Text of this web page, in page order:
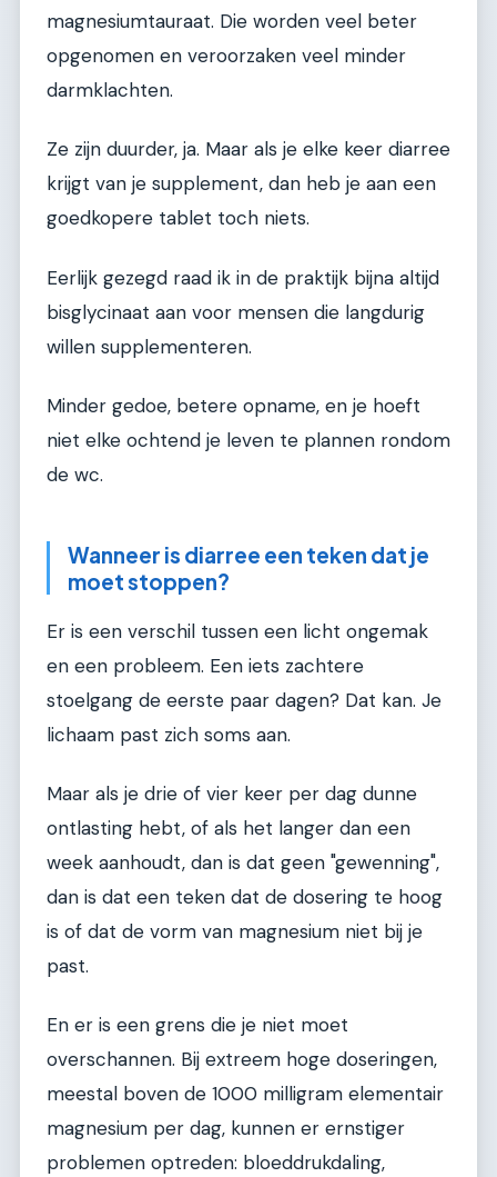
magnesiumtauraat. Die worden veel beter
opgenomen en veroorzaken veel minder
darmklachten.
Ze zijn duurder, ja. Maar als je elke keer diarree
krijgt van je supplement, dan heb je aan een
goedkopere tablet toch niets.
Eerlijk gezegd raad ik in de praktijk bijna altijd
bisglycinaat aan voor mensen die langdurig
willen supplementeren.
Minder gedoe, betere opname, en je hoeft
niet elke ochtend je leven te plannen rondom
de wc.
Wanneer is diarree een teken dat je
moet stoppen?
Er is een verschil tussen een licht ongemak
en een probleem. Een iets zachtere
stoelgang de eerste paar dagen? Dat kan. Je
lichaam past zich soms aan.
Maar als je drie of vier keer per dag dunne
ontlasting hebt, of als het langer dan een
week aanhoudt, dan is dat geen "gewenning",
dan is dat een teken dat de dosering te hoog
is of dat de vorm van magnesium niet bij je
past.
En er is een grens die je niet moet
overschannen. Bij extreem hoge doseringen,
meestal boven de 1000 milligram elementair
magnesium per dag, kunnen er ernstiger
problemen optreden: bloeddrukdaling,